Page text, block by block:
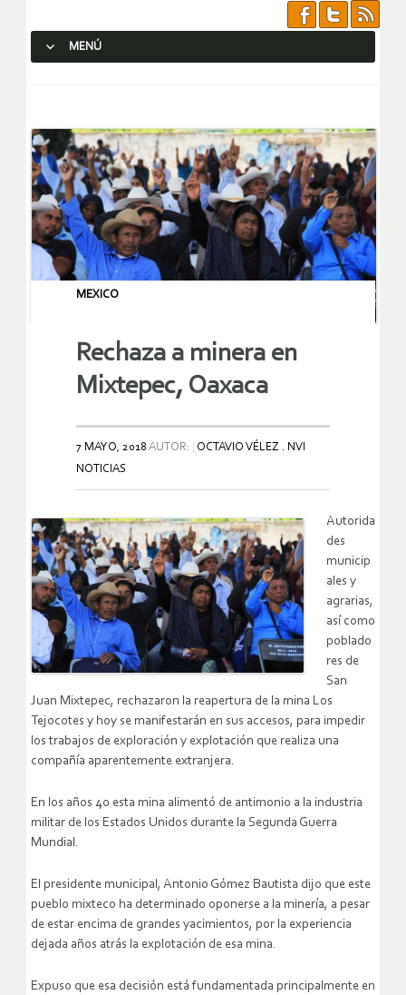
MENÚ
MEXICO
Rechaza a minera en
Mixtepec, Oaxaca
7 MAYO, 2018 AUTOR:
OCTAVIO VÉLEZ . NVI
NOTICIAS
Autorida
des
municip
ales y
agrarias,
así como
poblado
res de
San
Juan Mixtepec, rechazaron la reapertura de la mina Los
Tejocotes y hoy se manifestarán en sus accesos, para impedir
los trabajos de exploración y explotación que realiza una
compañía aparentemente extranjera.
En los años 40 esta mina alimentó de antimonio a la industria
militar de los Estados Unidos durante la Segunda Guerra
Mundial.
El presidente municipal, Antonio Gómez Bautista dijo que este
pueblo mixteco ha determinado oponerse a la minería, a pesar
de estar encima de grandes yacimientos, por la experiencia
dejada años atrás la explotación de esa mina.
Expuso que esa decisión está fundamentada principalmente en